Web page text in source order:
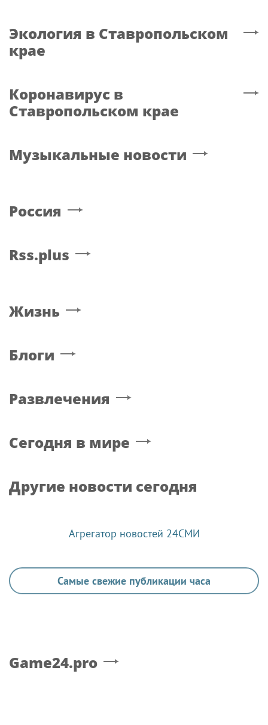
Экология в Ставропольском
крае
Коронавирус в
Ставропольском крае
Музыкальные новости
Россия
Rss.plus
Жизнь
Блоги
Развлечения
Сегодня в мире
Другие новости сегодня
Агрегатор новостей 24СМИ
Самые свежие публикации часа
Game24.pro